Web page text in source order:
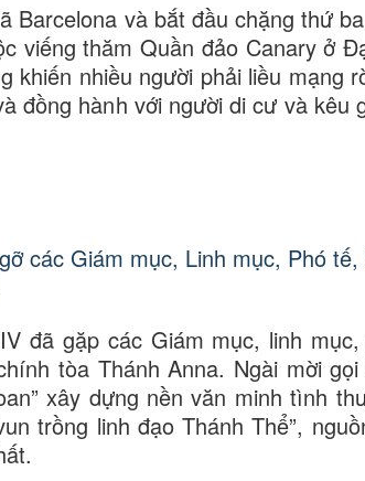
và bắt đầu chặng thứ
viếng thăm Quần đảo Canary ở
khiến nhiều người phải liều mạng
đồng hành với người di cư và kêu
đã gặp các Giám mục, linh
tòa Thánh Anna. Ngài mời
xây dựng nền văn minh tình
trồng linh đạo Thánh Thể”,